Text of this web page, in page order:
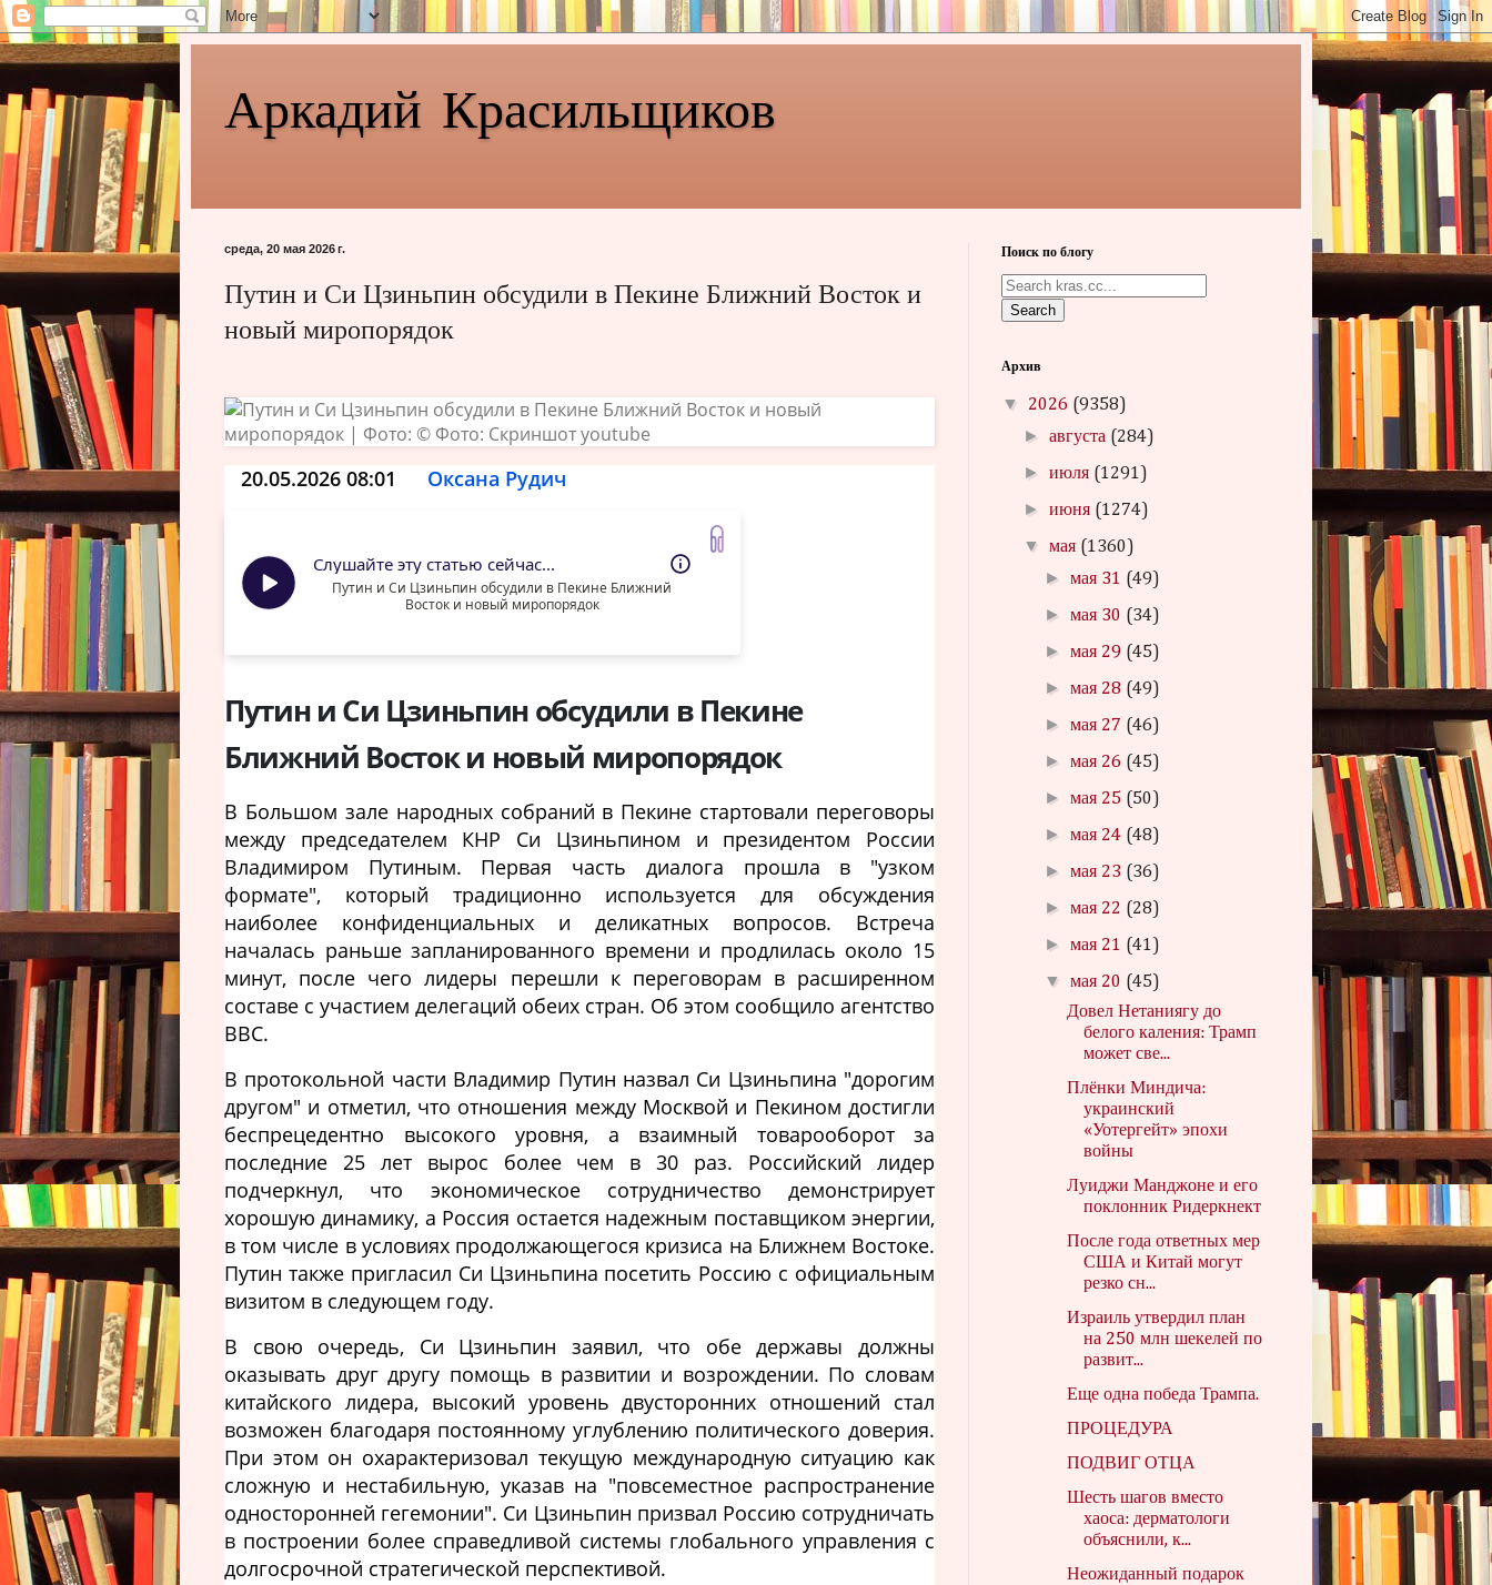
Аркадий Красильщиков
среда, 20 мая 2026 г.
Путин и Си Цзиньпин обсудили в Пекине Ближний Восток и
новый миропорядок
20.05.2026 08:01 Оксана Рудич
Слушайте эту статью сейчас...
Путин и Си Цзиньпин обсудили в Пекине Ближний
Восток и новый миропорядок
Путин и Си Цзиньпин обсудили в Пекине
Ближний Восток и новый миропорядок
В Большом зале народных собраний в Пекине стартовали переговоры
между председателем КНР Си Цзиньпином и президентом России
Владимиром Путиным. Первая часть диалога прошла в "узком
формате", который традиционно используется для обсуждения
наиболее конфиденциальных и деликатных вопросов. Встреча
началась раньше запланированного времени и продлилась около 15
минут, после чего лидеры перешли к переговорам в расширенном
составе с участием делегаций обеих стран. Об этом сообщило агентство
BBC.
В протокольной части Владимир Путин назвал Си Цзиньпина "дорогим
другом" и отметил, что отношения между Москвой и Пекином достигли
беспрецедентно высокого уровня, а взаимный товарооборот за
последние 25 лет вырос более чем в 30 раз. Российский лидер
подчеркнул, что экономическое сотрудничество демонстрирует
хорошую динамику, а Россия остается надежным поставщиком энергии,
в том числе в условиях продолжающегося кризиса на Ближнем Востоке.
Путин также пригласил Си Цзиньпина посетить Россию с официальным
визитом в следующем году.
В свою очередь, Си Цзиньпин заявил, что обе державы должны
оказывать друг другу помощь в развитии и возрождении. По словам
китайского лидера, высокий уровень двусторонних отношений стал
возможен благодаря постоянному углублению политического доверия.
При этом он охарактеризовал текущую международную ситуацию как
сложную и нестабильную, указав на "повсеместное распространение
односторонней гегемонии". Си Цзиньпин призвал Россию сотрудничать
в построении более справедливой системы глобального управления с
долгосрочной стратегической перспективой.
Поиск по блогу
Search
Архив
▼ 2026 (9358)
►августа (284)
►июля (1291)
►июня (1274)
▼мая (1360)
►мая 31 (49)
►мая 30 (34)
►мая 29 (45)
►мая 28 (49)
►мая 27 (46)
►мая 26 (45)
►мая 25 (50)
►мая 24 (48)
►мая 23 (36)
►мая 22 (28)
►мая 21 (41)
▼мая 20 (45)
Довел Нетаниягу до
белого каления: Трамп
может све...
Плёнки Миндича:
украинский
«Уотергейт» эпохи
войны
Луиджи Манджоне и его
поклонник Ридеркнект
После года ответных мер
США и Китай могут
резко сн...
Израиль утвердил план
на 250 млн шекелей по
развит...
Еще одна победа Трампа.
ПРОЦЕДУРА
ПОДВИГ ОТЦА
Шесть шагов вместо
хаоса: дерматологи
объяснили, к...
Неожиданный подарок